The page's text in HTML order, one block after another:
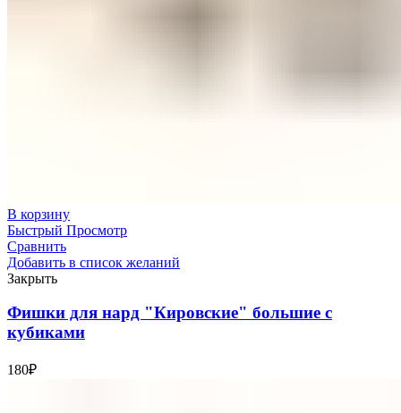
В корзину
Быстрый Просмотр
Сравнить
Добавить в список желаний
Закрыть
Фишки для нард "Кировские" большие с
кубиками
180₽